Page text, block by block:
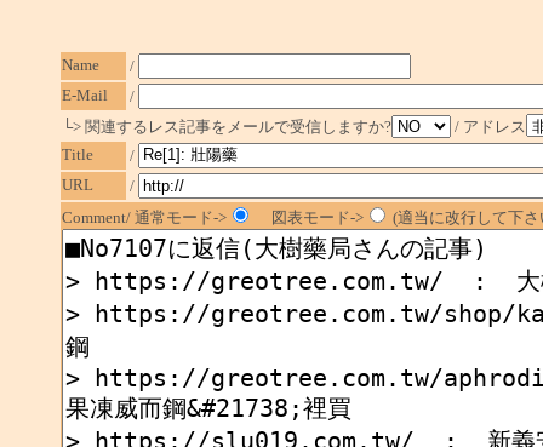
Name
/
E-Mail
/
└> 関連するレス記事をメールで受信しますか?
/ アドレス
Title
/
URL
/
Comment/ 通常モード->
図表モード-> (適当に改行して下